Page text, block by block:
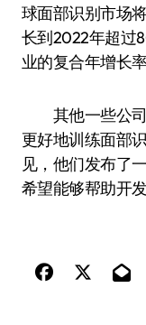
球面部识别市场
长到2022年超过
业的复合年增长
其他一些公司
更好地训练面部
见，他们发布了
希望能够帮助开